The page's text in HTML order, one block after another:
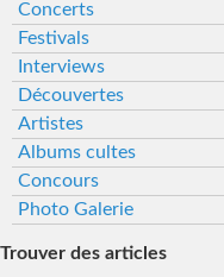
Concerts
Festivals
Interviews
Découvertes
Artistes
Albums cultes
Concours
Photo Galerie
Trouver des articles